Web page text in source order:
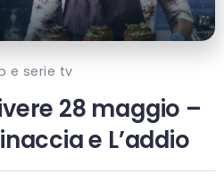
e serie tv
28 maggio –
e L’addio